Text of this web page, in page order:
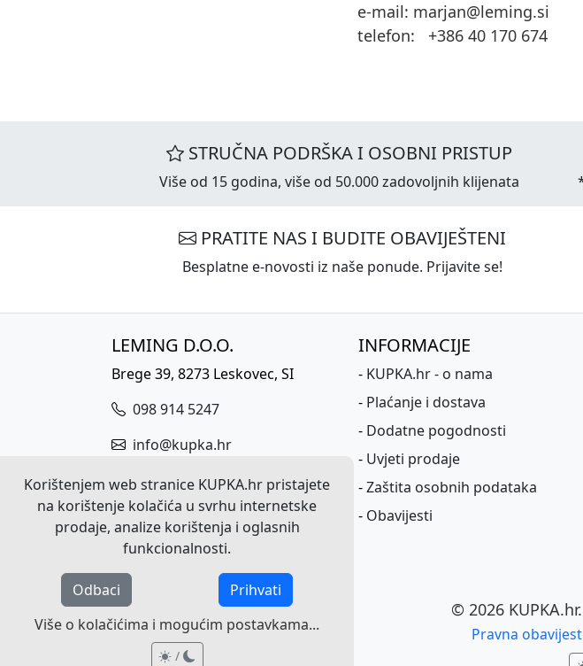
Korištenjem web stranice KUPKA.hr pristajete
na korištenje kolačića u svrhu internetske
prodaje, analize korištenja i oglasnih
funkcionalnosti.
Odbaci
Prihvati
Više o kolačićima i mogućim postavkama...
/
e-mail: marjan@leming.si
telefon: +386 40 170 674
STRUČNA PODRŠKA I OSOBNI PRISTUP
Više od 15 godina, više od 50.000 zadovoljnih klijenata
PRATITE NAS I BUDITE OBAVIJEŠTENI
Besplatne e-novosti iz naše ponude. Prijavite se!
LEMING D.O.O.
Brege 39, 8273 Leskovec, SI
098 914 5247
info@kupka.hr
ID broj za PDV: HR17701683383
Matični broj: 3617815000
INFORMACIJE
- KUPKA.hr - o nama
- Plaćanje i dostava
- Dodatne pogodnosti
- Uvjeti prodaje
-Zaštita osobnih podataka
- Obavijesti
© 2026
Pravna